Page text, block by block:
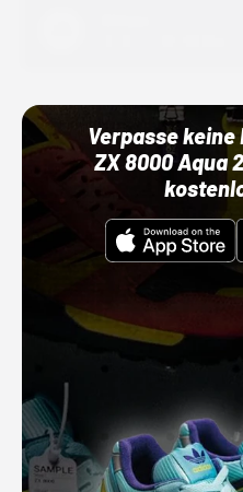
Verpasse keine
ZX 8000 Aqua